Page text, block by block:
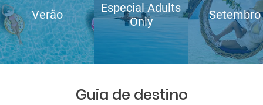
Verão
Especial Adults
Only
Setembro
Guia de destino